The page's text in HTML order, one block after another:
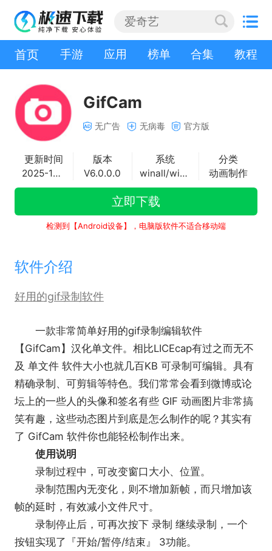
首页 手游 应用 榜单 合集 教程
GifCam
无广告 无病毒 官方版
更新时间
2025-10-24
版本
V6.0.0.0
系统
winall/win7/win10/win11
分类
动画制作
立即下载
检测到【Android设备】，电脑版软件不适合移动端
软件介绍
好用的gif录制软件
一款非常简单好用的gif录制编辑软件
【GifCam】汉化单文件。相比LICEcap有过之而无不
及 单文件 软件大小也就几百KB 可录制可编辑。具有
精确录制、可剪辑等特色。我们常常会看到微博或论
坛上的一些人的头像和签名有些 GIF 动画图片非常搞
笑有趣，这些动态图片到底是怎么制作的呢？其实有
了 GifCam 软件你也能轻松制作出来。
使用说明
录制过程中，可改变窗口大小、位置。
录制范围内无变化，则不增加新帧，而只增加该
帧的延时，有效减小文件尺寸。
录制停止后，可再次按下 录制 继续录制，一个
按钮实现了『开始/暂停/结束』 3功能。